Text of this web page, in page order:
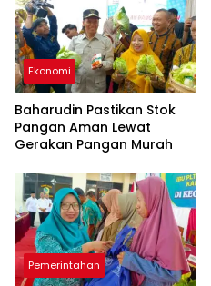
Ekonomi
Baharudin Pastikan Stok
Pangan Aman Lewat
Gerakan Pangan Murah
Pemerintahan